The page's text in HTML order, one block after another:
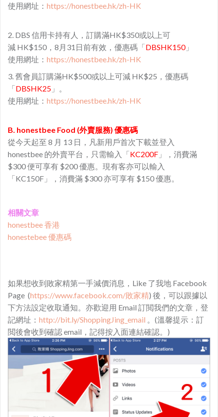
使用網址： https://honestbee.hk/zh-HK
2. DBS 信用卡持有人，訂購滿HK$350或以上可
減 HK$150，8月31日前有效，優惠碼「DBSHK150」
使用網址： https://honestbee.hk/zh-HK
3. 舊會員訂購滿HK$500或以上可減 HK$25，優惠碼
「DBSHK25 」。
使用網址： https://honestbee.hk/zh-HK
B. honestbee Food (外賣服務) 優惠碼
從今天起至 8 月 13 日，凡新用戶首次下載並登入
honestbee 的外賣平台，只需輸入「KC200F 」，消費滿
$300 便可享有 $200 優惠。現有客亦可以輸入
「KC150F」，消費滿 $300 亦可享有 $150 優惠。
相關文章
honestbee 香港
honestebee 優惠碼
如果想收到敗家精第一手減價消息，Like 了我地 Facebook
Page (https://www.facebook.com/敗家精) 後，可以跟據以
下方法設定收取通知。亦歡迎用 Email 訂閲我們的文章，登
記網址： http://bit.ly/ShoppingJing_email 。(溫馨提示：訂
閲後會收到確認 email，記得按入面連結確認。)